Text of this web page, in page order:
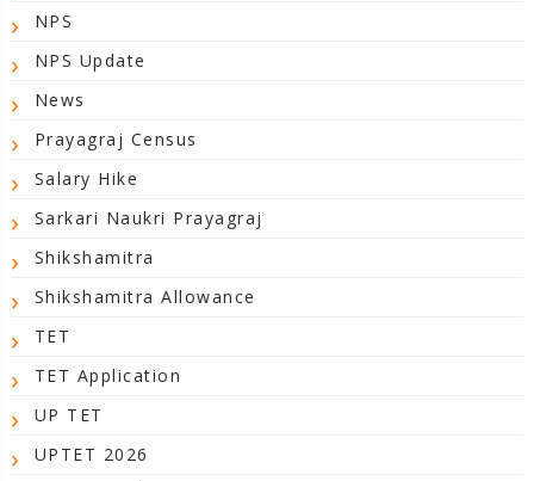
NPS
NPS Update
News
Prayagraj Census
Salary Hike
Sarkari Naukri Prayagraj
Shikshamitra
Shikshamitra Allowance
TET
TET Application
UP TET
UPTET 2026